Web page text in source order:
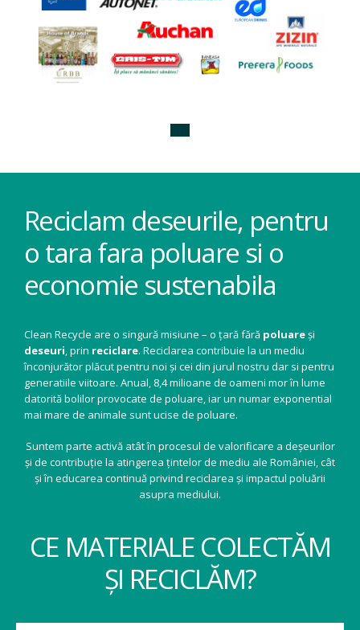
Reciclam deseurile, pentru
o tara fara poluare si o
economie sustenabila
Clean Recycle are o singură misiune – o țară fără poluareși
deseuri, prin reciclare. Reciclarea contribuie la un mediu
înconjurător plăcut pentru noi și cei din jurul nostru dar si pentru
generatiile viitoare. Anual, 8,4 milioane de oameni mor în lume
datorită bolilor provocate de poluare, iar un numar exponential
mai mare de animale sunt ucise de poluare.
Suntem parte activă atât în procesul de valorificare a deșeurilor
și de contribuție la atingerea țintelor de mediu ale României, cât
și în educarea continuă privind reciclarea și impactul poluării
asupra mediului.
CE MATERIALE COLECTĂM
ȘI RECICLĂM?